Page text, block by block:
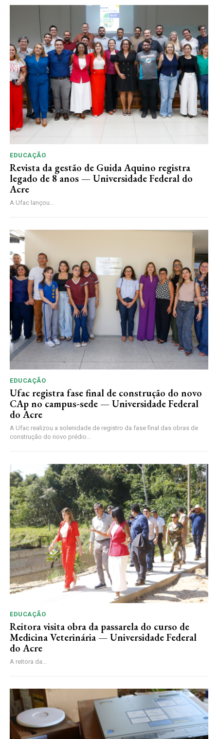
EDUCAÇÃO
Revista da gestão de Guida Aquino registra
legado de 8 anos — Universidade Federal do
Acre
A Ufac lançou...
EDUCAÇÃO
Ufac registra fase final de construção do novo
CAp no campus-sede — Universidade Federal
do Acre
A Ufac realizou a solenidade de registro da fase final das obras de
construção do novo prédio...
EDUCAÇÃO
Reitora visita obra da passarela do curso de
Medicina Veterinária — Universidade Federal
do Acre
A reitora da...